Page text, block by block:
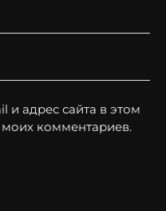
як для ділового
забезпечує
або
и адрес сайта в этом
комментариев.